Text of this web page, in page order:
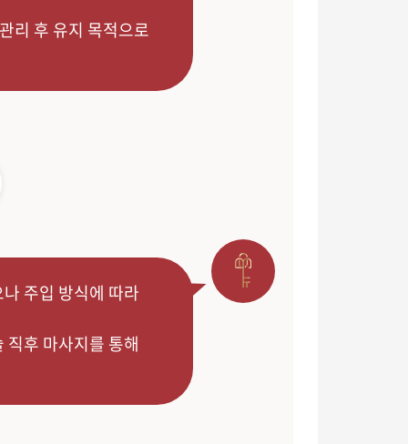
리 후 유지 목적으로
주입 방식에 따라
후 마사지를 통해